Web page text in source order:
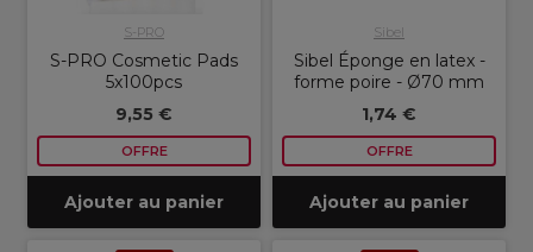
S-PRO
S-PRO Cosmetic Pads
5x100pcs
9,55 €
OFFRE
Ajouter au panier
Sibel
Sibel Éponge en latex -
forme poire - Ø70 mm
1,74 €
OFFRE
Ajouter au panier